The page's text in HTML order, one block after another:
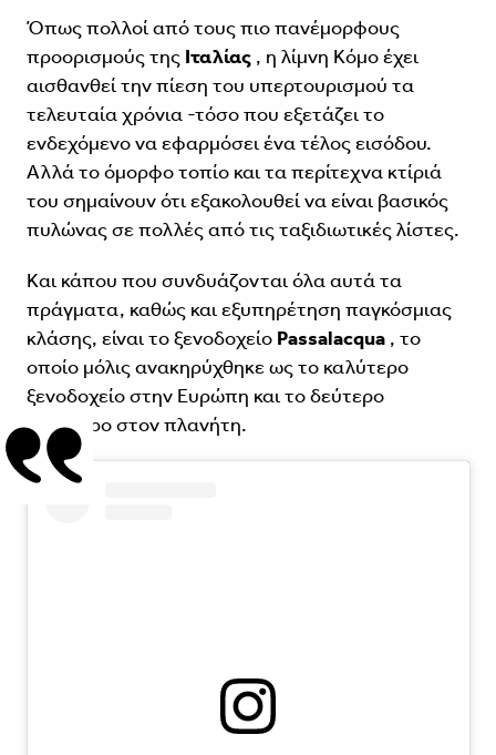
Όπως πολλοί από τους πιο πανέμορφους
προορισμούς της Ιταλίας, η λίμνη Κόμο έχει
αισθανθεί την πίεση του υπερτουρισμού τα
τελευταία χρόνια -τόσο που εξετάζει το
ενδεχόμενο να εφαρμόσει ένα τέλος εισόδου.
Αλλά το όμορφο τοπίο και τα περίτεχνα κτίριά
του σημαίνουν ότι εξακολουθεί να είναι βασικός
πυλώνας σε πολλές από τις ταξιδιωτικές λίστες.
Και κάπου που συνδυάζονται όλα αυτά τα
πράγματα, καθώς και εξυπηρέτηση παγκόσμιας
κλάσης, είναι το ξενοδοχείο Passalacqua, το
οποίο μόλις ανακηρύχθηκε ως το καλύτερο
ξενοδοχείο στην Ευρώπη και το δεύτερο
καλύτερο στον πλανήτη.